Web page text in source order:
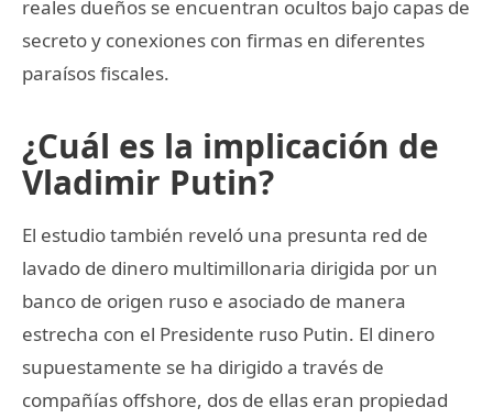
reales dueños se encuentran ocultos bajo capas de
secreto y conexiones con firmas en diferentes
paraísos fiscales.
¿Cuál es la implicación de
Vladimir Putin?
El estudio también reveló una presunta red de
lavado de dinero multimillonaria dirigida por un
banco de origen ruso e asociado de manera
estrecha con el Presidente ruso Putin. El dinero
supuestamente se ha dirigido a través de
compañías offshore, dos de ellas eran propiedad